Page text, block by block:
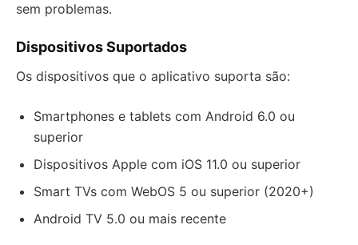
sem problemas.
Dispositivos Suportados
Os dispositivos que o aplicativo suporta são:
Smartphones e tablets com Android 6.0 ou
superior
Dispositivos Apple com iOS 11.0 ou superior
Smart TVs com WebOS 5 ou superior (2020+)
Android TV 5.0 ou mais recente